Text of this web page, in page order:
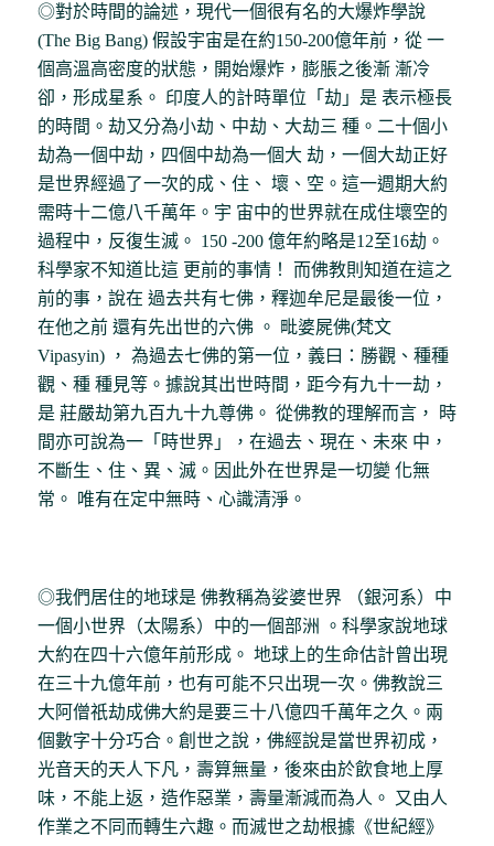
◎對於時間的論述，現代一個很有名的大爆炸學說
(The Big Bang) 假設宇宙是在約150-200億年前，從 一
個高溫高密度的狀態，開始爆炸，膨脹之後漸 漸冷
卻，形成星系。 印度人的計時單位「劫」是 表示極長
的時間。劫又分為小劫、中劫、大劫三 種。二十個小
劫為一個中劫，四個中劫為一個大 劫，一個大劫正好
是世界經過了一次的成、住、 壞、空。這一週期大約
需時十二億八千萬年。宇 宙中的世界就在成住壞空的
過程中，反復生滅。 150 -200 億年約略是12至16劫。
科學家不知道比這 更前的事情！ 而佛教則知道在這之
前的事，說在 過去共有七佛，釋迦牟尼是最後一位，
在他之前 還有先出世的六佛 。 毗婆屍佛(梵文
Vipasyin) ， 為過去七佛的第一位，義曰：勝觀、種種
觀、種 種見等。據說其出世時間，距今有九十一劫，
是 莊嚴劫第九百九十九尊佛。 從佛教的理解而言， 時
間亦可說為一「時世界」，在過去、現在、未來 中，
不斷生、住、異、滅。因此外在世界是一切變 化無
常。 唯有在定中無時、心識清淨。
◎我們居住的地球是 佛教稱為娑婆世界 （銀河系）中
一個小世界（太陽系）中的一個部洲 。科學家說地球
大約在四十六億年前形成。 地球上的生命估計曾出現
在三十九億年前，也有可能不只出現一次。佛教說三
大阿僧祇劫成佛大約是要三十八億四千萬年之久。兩
個數字十分巧合。創世之說，佛經說是當世界初成，
光音天的天人下凡，壽算無量，後來由於飲食地上厚
味，不能上返，造作惡業，壽量漸減而為人。 又由人
作業之不同而轉生六趣。而滅世之劫根據《世紀經》